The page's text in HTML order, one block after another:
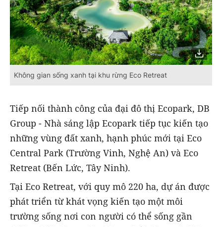
Không gian sống xanh tại khu rừng Eco Retreat
Tiếp nối thành công của đại đô thị Ecopark, DB
Group - Nhà sáng lập Ecopark tiếp tục kiến tạo
những vùng đất xanh, hạnh phúc mới tại Eco
Central Park (Trường Vinh, Nghệ An) và Eco
Retreat (Bến Lức, Tây Ninh).
Tại Eco Retreat, với quy mô 220 ha, dự án được
phát triển từ khát vọng kiến tạo một môi
trường sống nơi con người có thể sống gần